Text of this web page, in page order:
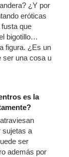
¿Y por
eróticas
que
bigotillo…
figura. ¿Es un
ser una cosa u
es la
sujetas a
ser
además por